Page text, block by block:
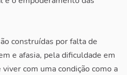
construídas por falta de
e afasia, pela dificuldade em
com uma condição como a